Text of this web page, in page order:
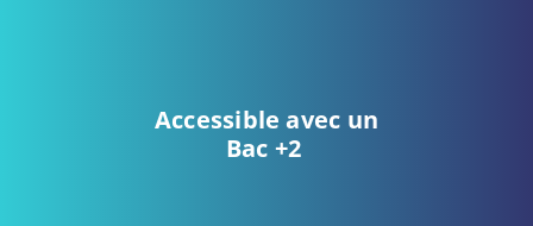
Accessible avec un
Bac +2